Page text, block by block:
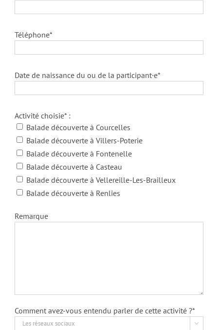
Téléphone*
Date de naissance du ou de la participant·e*
Activité choisie* :
Balade découverte à Courcelles
Balade découverte à Villers-Poterie
Balade découverte à Fontenelle
Balade découverte à Casteau
Balade découverte à Vellereille-Les-Brailleux
Balade découverte à Renlies
Remarque
Comment avez-vous entendu parler de cette activité ?*
